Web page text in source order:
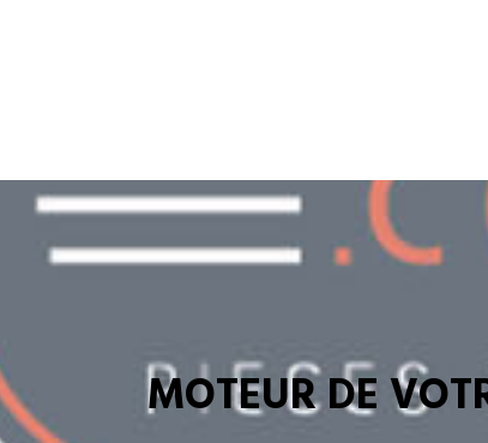
MOTEUR DE